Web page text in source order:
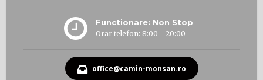
Functionare: Non Stop
Orar telefon: 8:00 - 20:00
office@camin-monsan.ro